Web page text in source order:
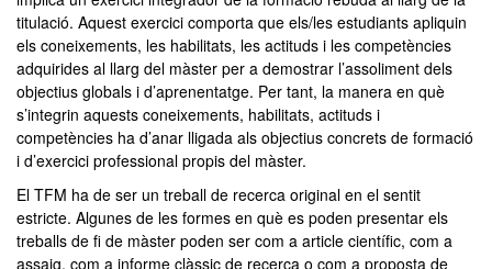
titulació. Aquest exercici comporta que els/les estudiants apliquin
els coneixements, les habilitats, les actituds i les competències
adquirides al llarg del màster per a demostrar l’assoliment dels
objectius globals i d’aprenentatge. Per tant, la manera en què
s’integrin aquests coneixements, habilitats, actituds i
competències ha d’anar lligada als objectius concrets de formació
i d’exercici professional propis del màster.
El TFM ha de ser un treball de recerca original en el sentit
estricte. Algunes de les formes en què es poden presentar els
treballs de fi de màster poden ser com a article científic, com a
assaig, com a informe clàssic de recerca o com a proposta de